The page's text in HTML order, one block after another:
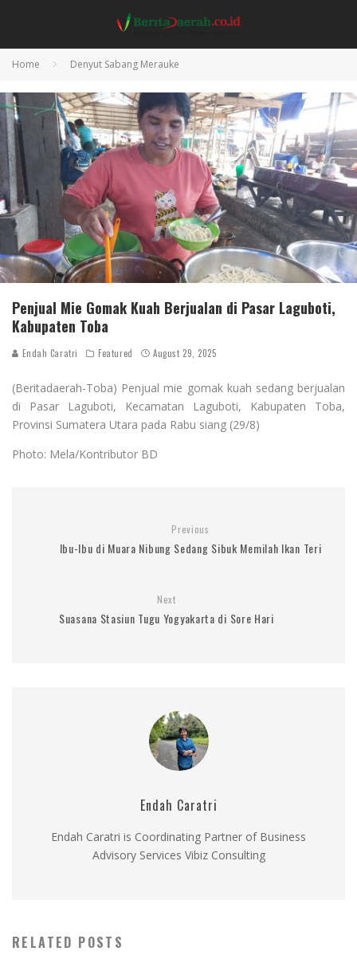
Home Denyut Sabang Merauke
Penjual Mie Gomak Kuah Berjualan di Pasar Laguboti,
Kabupaten Toba
Endah Caratri Featured August 29, 2025
(Beritadaerah-Toba) Penjual mie gomak kuah sedang berjualan
di Pasar Laguboti, Kecamatan Laguboti, Kabupaten Toba,
Provinsi Sumatera Utara pada Rabu siang (29/8)
Photo: Mela/Kontributor BD
Previous
Ibu-Ibu di Muara Nibung Sedang Sibuk Memilah Ikan Teri
Next
Suasana Stasiun Tugu Yogyakarta di Sore Hari
Endah Caratri
Endah Caratri is Coordinating Partner of Business
Advisory Services Vibiz Consulting
RELATED POSTS